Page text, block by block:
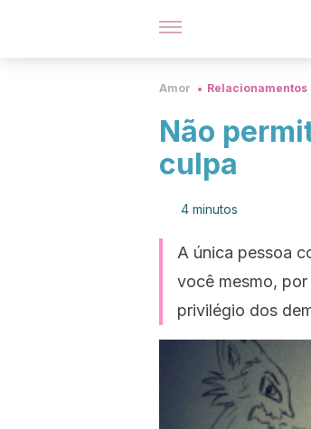
Amor Relacionamentos
Não
culpa
4 minutos
A única pessoa
você mesmo,
privilégio dos